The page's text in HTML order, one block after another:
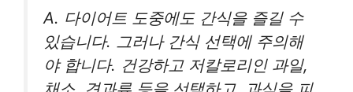
A. 다이어트 도중에도 간식을 즐길 수
있습니다. 그러나 간식 선택에 주의해
야 합니다. 건강하고 저칼로리인 과일,